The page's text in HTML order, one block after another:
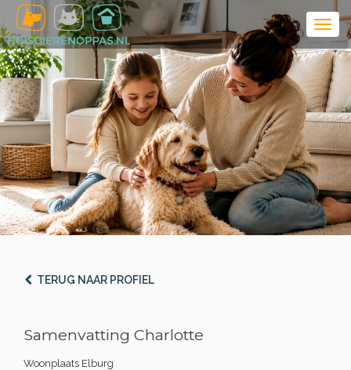
TERUG NAAR PROFIEL
Samenvatting Charlotte
Woonplaats Elburg